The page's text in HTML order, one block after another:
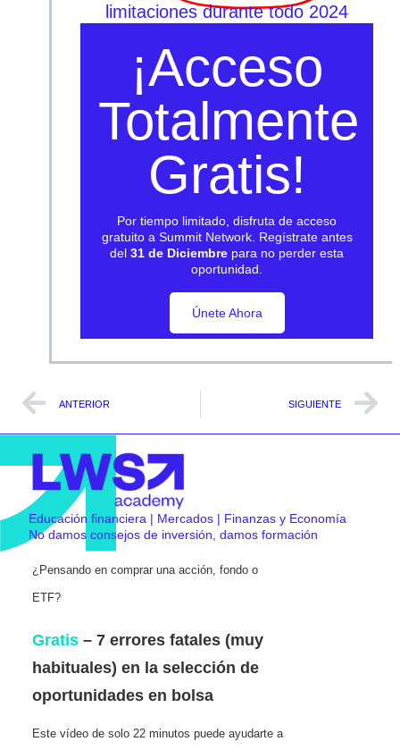
limitaciones durante todo 2024
¡Acceso
Totalmente
Gratis!
Por tiempo limitado, disfruta de acceso
gratuito a Summit Network. Regístrate antes
del 31 de Diciembre para no perder esta
oportunidad.
Únete Ahora
Únete Ahora
ANTERIOR SIGUIENTE
Educación financiera | Mercados | Finanzas y Economía
No damos consejos de inversión, damos formación
¿Pensando en comprar una acción, fondo o
ETF?
Gratis – 7 errores fatales (muy
habituales) en la selección de
oportunidades en bolsa
Este vídeo de solo 22 minutos puede ayudarte a